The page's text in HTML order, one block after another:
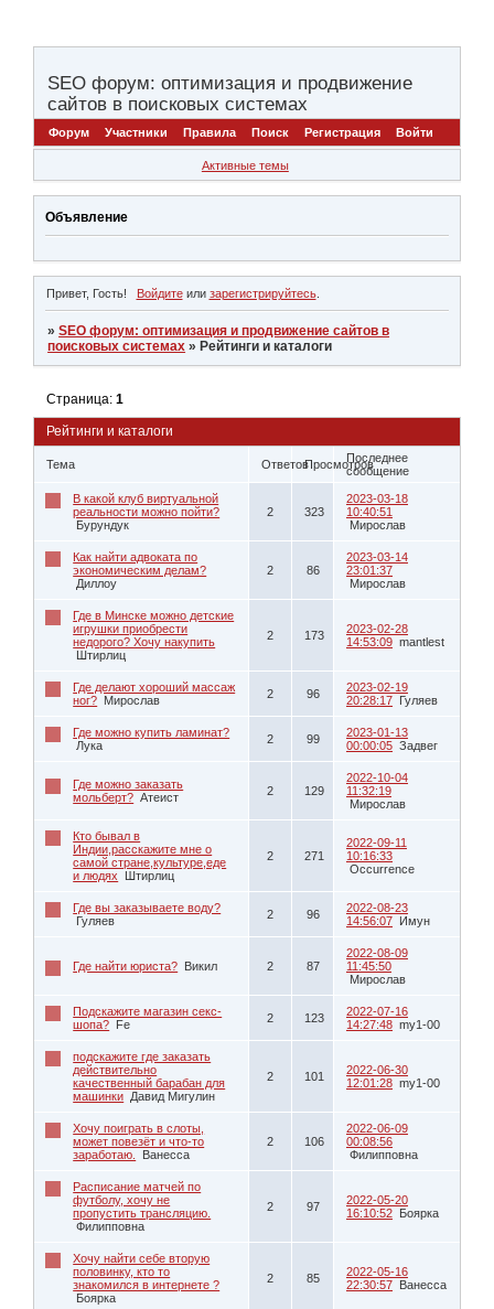
SEO форум: оптимизация и продвижение
сайтов в поисковых системах
Форум Участники Правила Поиск Регистрация Войти
Активные темы
Объявление
Привет, Гость! Войдитеили зарегистрируйтесь.
»SEO форум: оптимизация и продвижение сайтов в
поисковых системах » Рейтинги и каталоги
Рейтинги и каталоги
Страница:1
Тема ОтветовПросмотровПоследнее
сообщение
В какой клуб виртуальной
реальности можно пойти?
Бурундук
2 323
2023-03-18
10:40:51
Мирослав
Как найти адвоката по
экономическим делам?
Диллоу
2 86
2023-03-14
23:01:37
Мирослав
Где в Минске можно детские
игрушки приобрести
недорого? Хочу накупить
Штирлиц
2 173
2023-02-28
14:53:09 mantlest
Где делают хороший массаж
ног? Мирослав 2 96
2023-02-19
20:28:17 Гуляев
Где можно купить ламинат?
Лука
2 99
2023-01-13
00:00:05 Задвег
Где можно заказать
мольберт? Атеист 2 129
2022-10-04
11:32:19
Мирослав
Кто бывал в
Индии,расскажите мне о
самой стране,культуре,еде
и людях
Штирлиц
2 271
2022-09-11
10:16:33
Occurrence
Где вы заказываете воду?
Гуляев
2 96
2022-08-23
14:56:07 Имун
Где найти юриста? Викил 2 87
2022-08-09
11:45:50
Мирослав
Подскажите магазин секс-
шопа? Fe 2 123
2022-07-16
14:27:48 my1-00
подскажите где заказать
действительно
качественный барабан для
машинки Давид Мигулин
2 101
2022-06-30
12:01:28 my1-00
Хочу поиграть в слоты,
может повезёт и что-то
заработаю.
Ванесса
2 106
2022-06-09
00:08:56
Филипповна
Расписание матчей по
футболу, хочу не
пропустить трансляцию.
Филипповна
2 97
2022-05-20
16:10:52 Боярка
Хочу найти себе вторую
половинку, кто то
знакомился в интернете ?
Боярка
2 85
2022-05-16
22:30:57 Ванесса